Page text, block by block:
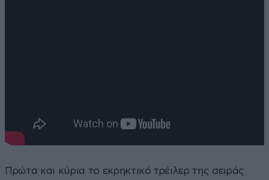
Πρώτα και κύρια το εκρηκτικό τρέιλερ της σειράς